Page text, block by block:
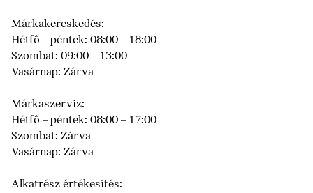
Márkakereskedés:
Hétfő – péntek: 08:00 – 18:00
Szombat: 09:00 – 13:00
Vasárnap: Zárva
Márkaszerviz:
Hétfő – péntek: 08:00 – 17:00
Szombat: Zárva
Vasárnap: Zárva
Alkatrész értékesítés: